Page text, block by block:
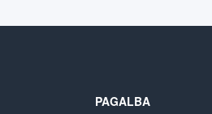
PAGALBA